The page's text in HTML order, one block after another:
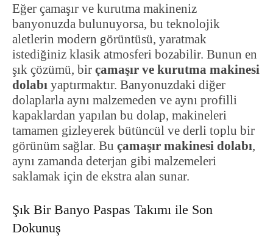
Eğer çamaşır ve kurutma makineniz
banyonuzda bulunuyorsa, bu teknolojik
aletlerin modern görüntüsü, yaratmak
istediğiniz klasik atmosferi bozabilir. Bunun en
şık çözümü, bir çamaşır ve kurutma makinesi
dolabı yaptırmaktır. Banyonuzdaki diğer
dolaplarla aynı malzemeden ve aynı profilli
kapaklardan yapılan bu dolap, makineleri
tamamen gizleyerek bütüncül ve derli toplu bir
görünüm sağlar. Bu çamaşır makinesi dolabı,
aynı zamanda deterjan gibi malzemeleri
saklamak için de ekstra alan sunar.
Şık Bir Banyo Paspas Takımı ile Son
Dokunuş